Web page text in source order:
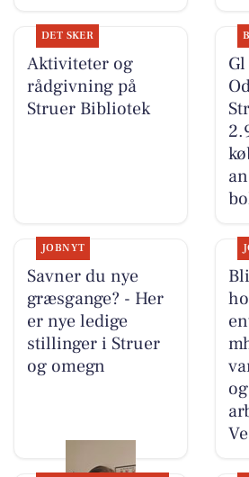
DET SKER
Aktiviteter og
rådgivning på
Struer Bibliotek
JOBNYT
Savner du nye
græsgange? - Her
er nye ledige
stillinger i Struer
og omegn